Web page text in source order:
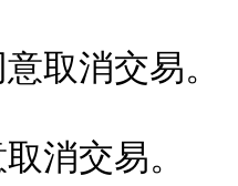
取消交易。
消交易。